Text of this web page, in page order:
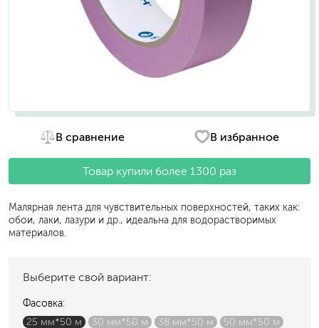
В сравнение В избранное
Товар купили более 1300 раз
Малярная лента для чувствительных поверхностей, таких как:
обои, лаки, лазури и др., идеальна для водорастворимых
материалов.
Выберите свой вариант:
Фасовка:
25 мм*50 м
30 мм*50 м 38 мм*50 м
50 мм*50 м